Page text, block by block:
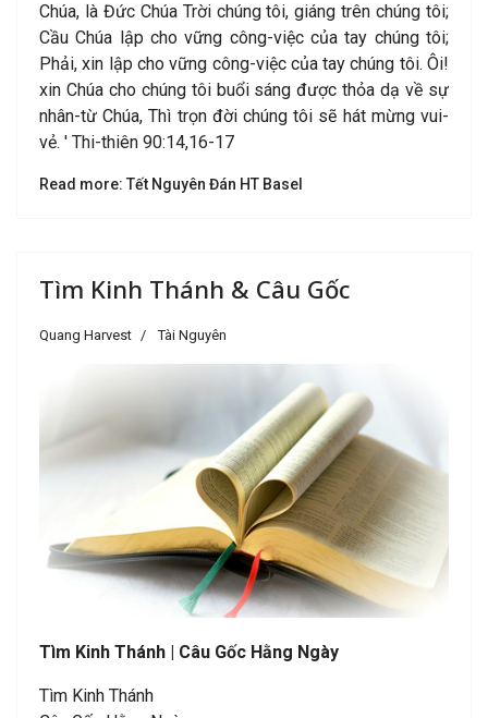
Chúa, là Đức Chúa Trời chúng tôi, giáng trên chúng tôi;
Cầu Chúa lập cho vững công-việc của tay chúng tôi;
Phải, xin lập cho vững công-việc của tay chúng tôi. Ôi!
xin Chúa cho chúng tôi buổi sáng được thỏa dạ về sự
nhân-từ Chúa, Thì trọn đời chúng tôi sẽ hát mừng vui-
vẻ. ' Thi-thiên 90:14,16-17
Read more: Tết Nguyên Đán HT Basel
Tìm Kinh Thánh & Câu Gốc
Quang Harvest Tài Nguyên
Tìm Kinh Thánh | Câu Gốc Hằng Ngày
Tìm Kinh Thánh